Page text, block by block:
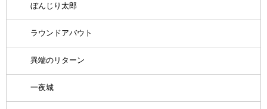
ぼんじり太郎
ラウンドアバウト
異端のリターン
一夜城